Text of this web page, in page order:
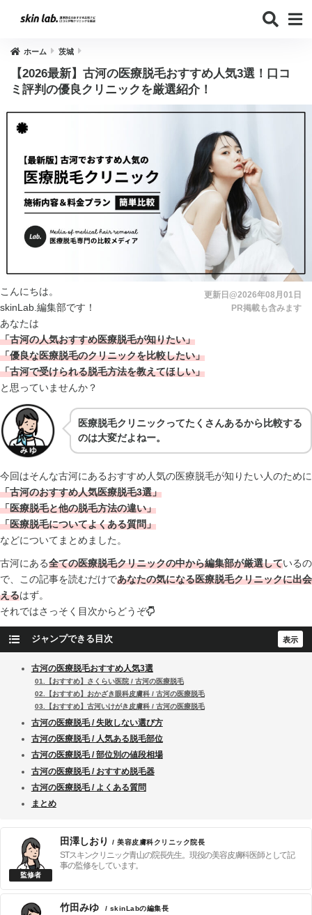
ホーム 茨城
【2026最新】古河の医療脱毛おすすめ人気3選！口コ
ミ評判の優良クリニックを厳選紹介！
更新日@2026年08月01日
PR掲載も含みます
こんにちは。
skinLab.編集部です！
あなたは
「古河の人気おすすめ医療脱毛が知りたい」
「優良な医療脱毛のクリニックを比較したい」
「古河で受けられる脱毛方法を教えてほしい」
と思っていませんか？
医療脱毛クリニックってたくさんあるから比較する
のは大変だよねー。
今回はそんな古河にあるおすすめ人気の医療脱毛が知りたい人のために
「古河のおすすめ人気医療脱毛3選」
「医療脱毛と他の脱毛方法の違い」
「医療脱毛についてよくある質問」
などについてまとめました。
古河にある全ての医療脱毛クリニックの中から編集部が厳選しているの
で、この記事を読むだけであなたの気になる医療脱毛クリニックに出会
えるはず。
それではさっそく目次からどうぞ
ジャンプできる目次
古河の医療脱毛おすすめ人気3選
01.【おすすめ】さくらい医院 / 古河の医療脱毛
02.【おすすめ】おかざき眼科皮膚科 / 古河の医療脱毛
03.【おすすめ】古河いけがき皮膚科 / 古河の医療脱毛
古河の医療脱毛 / 失敗しない選び方
古河の医療脱毛 / 人気ある脱毛部位
古河の医療脱毛 / 部位別の値段相場
古河の医療脱毛 / おすすめ脱毛器
古河の医療脱毛 / よくある質問
まとめ
田澤しおり / 美容皮膚科クリニック院長
STスキンクリニック青山の院長先生。現役の美容皮膚科医師として記
事の監修をしています。
竹田みゆ / skinLabの編集長